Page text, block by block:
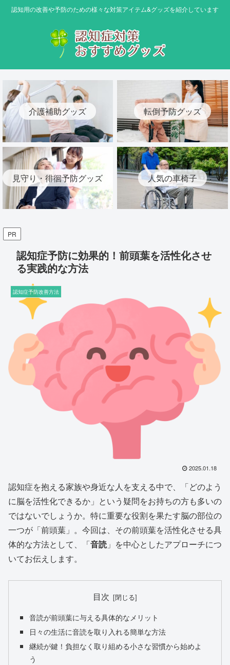
認知用の改善や予防のための様々な対策アイテム&グッズを紹介しています
介護補助グッズ 転倒予防グッズ
見守り・徘徊予防グッズ 人気の車椅子
PR
認知症予防に効果的！前頭葉を活性化させ
る実践的な方法
認知症予防改善方法
2025.01.18
認知症を抱える家族や身近な人を支える中で、「どのよう
に脳を活性化できるか」という疑問をお持ちの方も多いの
ではないでしょうか。特に重要な役割を果たす脳の部位の
一つが「前頭葉」。今回は、その前頭葉を活性化させる具
体的な方法として、「音読」を中心としたアプローチにつ
いてお伝えします。
目次
音読が前頭葉に与える具体的なメリット
日々の生活に音読を取り入れる簡単な方法
継続が鍵！負担なく取り組める小さな習慣から始めよ
う